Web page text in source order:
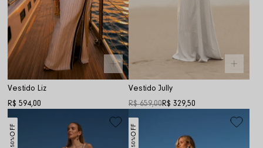
Vestido Liz
R$ 594,00
Vestido Jully
R$ 659,00R$ 329,50
50%
OFF
50%
OFF